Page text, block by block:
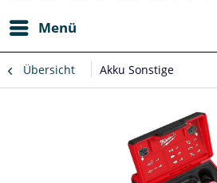
Menü
Übersicht Akku Sonstige